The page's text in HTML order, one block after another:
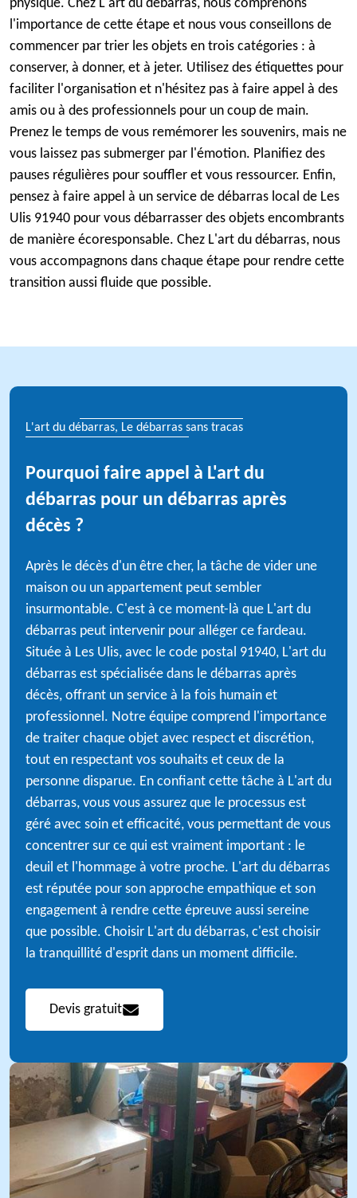
physique. Chez L'art du débarras, nous comprenons
l'importance de cette étape et nous vous conseillons de
commencer par trier les objets en trois catégories : à
conserver, à donner, et à jeter. Utilisez des étiquettes pour
faciliter l'organisation et n'hésitez pas à faire appel à des
amis ou à des professionnels pour un coup de main.
Prenez le temps de vous remémorer les souvenirs, mais ne
vous laissez pas submerger par l'émotion. Planifiez des
pauses régulières pour souffler et vous ressourcer. Enfin,
pensez à faire appel à un service de débarras local de Les
Ulis 91940 pour vous débarrasser des objets encombrants
de manière écoresponsable. Chez L'art du débarras, nous
vous accompagnons dans chaque étape pour rendre cette
transition aussi fluide que possible.
L'art du débarras, Le débarras sans tracas
Pourquoi faire appel à L'art du
débarras pour un débarras après
décès ?
Après le décès d'un être cher, la tâche de vider une
maison ou un appartement peut sembler
insurmontable. C'est à ce moment-là que L'art du
débarras peut intervenir pour alléger ce fardeau.
Située à Les Ulis, avec le code postal 91940, L'art du
débarras est spécialisée dans le débarras après
décès, offrant un service à la fois humain et
professionnel. Notre équipe comprend l'importance
de traiter chaque objet avec respect et discrétion,
tout en respectant vos souhaits et ceux de la
personne disparue. En confiant cette tâche à L'art du
débarras, vous vous assurez que le processus est
géré avec soin et efficacité, vous permettant de vous
concentrer sur ce qui est vraiment important : le
deuil et l'hommage à votre proche. L'art du débarras
est réputée pour son approche empathique et son
engagement à rendre cette épreuve aussi sereine
que possible. Choisir L'art du débarras, c'est choisir
la tranquillité d'esprit dans un moment difficile.
Devis gratuit